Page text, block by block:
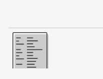
Rohkem